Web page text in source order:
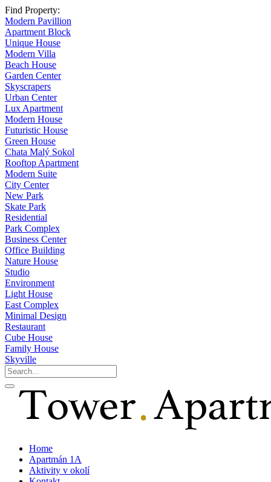
Find Property:
Modern Pavillion
Apartment Block
Unique House
Modern Villa
Beach House
Garden Center
Skyscrapers
Urban Center
Lux Apartment
Modern House
Futuristic House
Green House
Chata Malý Sokol
Rooftop Apartment
Modern Suite
City Center
New Park
Skate Park
Residential
Park Complex
Business Center
Office Building
Nature House
Studio
Environment
Light House
East Complex
Minimal Design
Restaurant
Cube House
Family House
Skyville
Home
Apartmán 1A
Aktivity v okolí